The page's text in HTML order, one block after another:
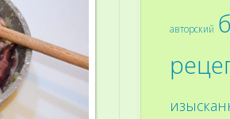
авторский